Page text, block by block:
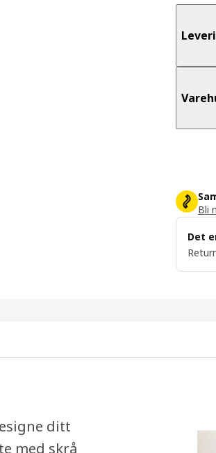
Bli
Det
ditt
med skrå